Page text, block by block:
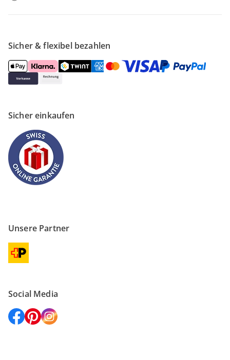
Sicher & flexibel bezahlen
Sicher einkaufen
Unsere Partner
Social Media